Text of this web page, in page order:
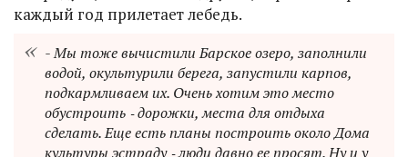
каждый год прилетает лебедь.
- Мы тоже вычистили Барское озеро, заполнили
водой, окультурили берега, запустили карпов,
подкармливаем их. Очень хотим это место
обустроить ‑ дорожки, места для отдыха
сделать. Еще есть планы построить около Дома
культуры эстраду ‑ люди давно ее просят. Ну и у